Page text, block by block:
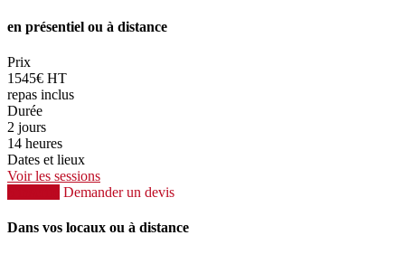
en présentiel ou à distance
Prix
1545€ HT
repas inclus
Durée
2 jours
14 heures
Dates et lieux
Voir les sessions
Demander un devis
Dans vos locaux ou à distance